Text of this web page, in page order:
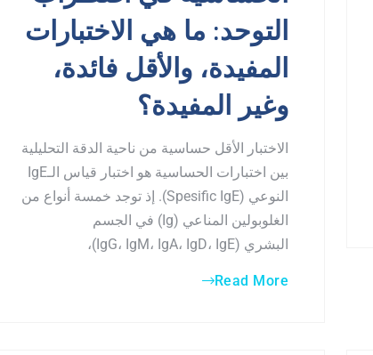
التوحد: ما هي الاختبارات
المفيدة، والأقل فائدة،
وغير المفيدة؟
الاختبار الأقل حساسية من ناحية الدقة التحليلية
بين اختبارات الحساسية هو اختبار قياس الـIgE
النوعي (Spesific IgE). إذ توجد خمسة أنواع من
الغلوبولين المناعي (Ig) في الجسم
البشري (IgG، IgM، IgA، IgD، IgE)،
Read More